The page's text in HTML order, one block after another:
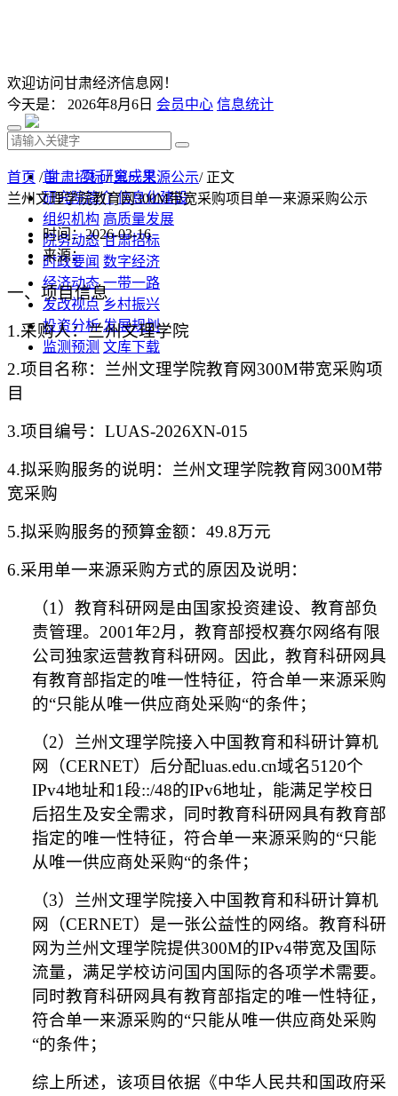
欢迎访问甘肃经济信息网！
今天是： 2026年8月6日 会员中心 信息统计
首 页 研究成果
研究院简介 信息化建设
组织机构 高质量发展
院务动态 甘肃招标
时政要闻 数字经济
经济动态 一带一路
发改视点 乡村振兴
投资分析 发展规划
监测预测 文库下载
首页 /甘肃招标/单一来源公示/ 正文
兰州文理学院教育网300M带宽采购项目单一来源采购公示
时间：2026-03-16
来源：
一、项目信息
1.采购人：兰州文理学院
2.项目名称：兰州文理学院教育网300M带宽采购项
目
3.项目编号：LUAS-2026XN-015
4.拟采购服务的说明：兰州文理学院教育网300M带
宽采购
5.拟采购服务的预算金额：49.8万元
6.采用单一来源采购方式的原因及说明：
（1）教育科研网是由国家投资建设、教育部负
责管理。2001年2月，教育部授权赛尔网络有限
公司独家运营教育科研网。因此，教育科研网具
有教育部指定的唯一性特征，符合单一来源采购
的“只能从唯一供应商处采购“的条件；
（2）兰州文理学院接入中国教育和科研计算机
网（CERNET）后分配luas.edu.cn域名5120个
IPv4地址和1段::/48的IPv6地址，能满足学校日
后招生及安全需求，同时教育科研网具有教育部
指定的唯一性特征，符合单一来源采购的“只能
从唯一供应商处采购“的条件；
（3）兰州文理学院接入中国教育和科研计算机
网（CERNET）是一张公益性的网络。教育科研
网为兰州文理学院提供300M的IPv4带宽及国际
流量，满足学校访问国内国际的各项学术需要。
同时教育科研网具有教育部指定的唯一性特征，
符合单一来源采购的“只能从唯一供应商处采购
“的条件；
综上所述，该项目依据《中华人民共和国政府采